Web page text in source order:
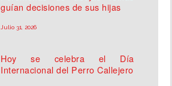
guían decisiones de sus hijas
Julio 31, 2026
Hoy se celebra el Día
Internacional del Perro Callejero